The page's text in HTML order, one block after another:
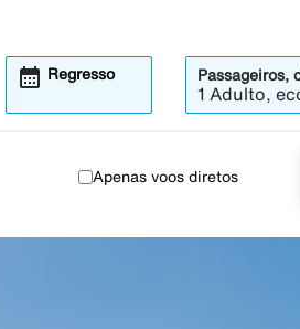
Regresso
calendar_month Passageiros,
1 Adulto,
Apenas voos diretos